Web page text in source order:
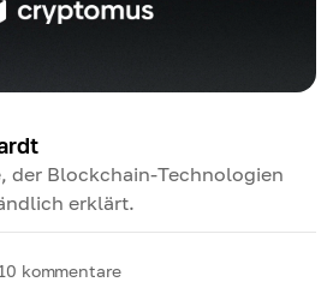
der Blockchain-Technologien
erklärt.
kommentare